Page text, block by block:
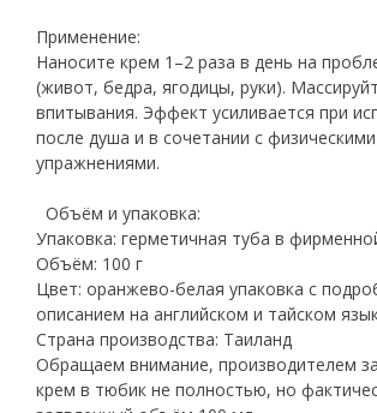
Применение:
Наносите крем 1–2 раза в день на
(живот, бедра, ягодицы, руки).
впитывания. Эффект усиливается при
после душа и в сочетании с физическими
упражнениями.
Объём и упаковка:
Упаковка: герметичная туба в
Объём: 100 г
Цвет: оранжево-белая упаковка с
описанием на английском и тайском
Страна производства: Таиланд
Обращаем внимание, производителем
крем в тюбик не полностью, но